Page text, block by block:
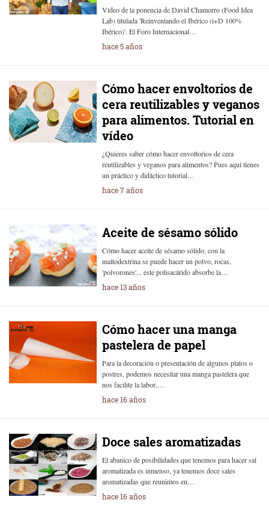
Vídeo de la ponencia de David Chamorro (Food Idea
Lab) titulada 'Reinventando el Ibérico (i+D 100%
Ibérico)'. El Foro Internacional…
hace 5 años
Cómo hacer envoltorios de
cera reutilizables y veganos
para alimentos. Tutorial en
vídeo
¿Quieres saber cómo hacer envoltorios de cera
reutilizables y veganos para alimentos? Pues aquí tienes
un práctico y didáctico tutorial…
hace 7 años
Aceite de sésamo sólido
Cómo hacer aceite de sésamo sólido, con la
maltodextrina se puede hacer un polvo, rocas,
'polvorones'... este polisacárido absorbe la…
hace 13 años
Cómo hacer una manga
pastelera de papel
Para la decoración o presentación de algunos platos o
postres, podemos necesitar una manga pastelera que
nos facilite la labor,…
hace 16 años
Doce sales aromatizadas
El abanico de posibilidades que tenemos para hacer sal
aromatizada es inmenso, ya tenemos doce sales
aromatizadas que reunimos en…
hace 16 años